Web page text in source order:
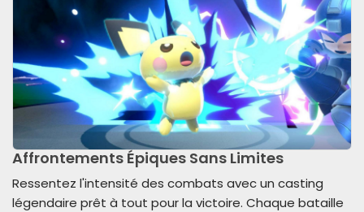
Affrontements Épiques Sans Limites
Ressentez l'intensité des combats avec un casting
légendaire prêt à tout pour la victoire. Chaque bataille